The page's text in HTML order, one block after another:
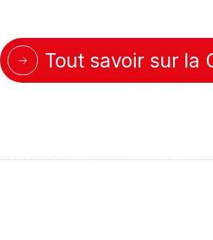
Tout savoir sur la